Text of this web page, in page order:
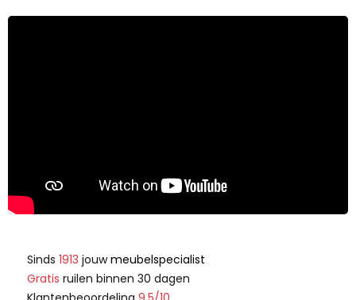
Sinds 1913 jouwmeubelspecialist
Gratis ruilen binnen 30 dagen